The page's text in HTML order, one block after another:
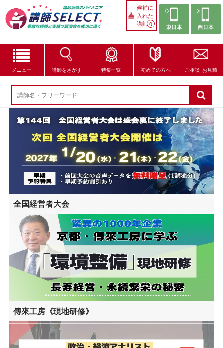
候補に
入れた
講師0
メニュー 講師をさがす 特集一覧 初めての方へ ご相談･お見積
講師をさがす
特集一覧
講師セレクトが選ばれる理由
ブログ・コラム
はじめての方へ
ご相談・お見積
全国経営者大会
傳來工房《現地研修》